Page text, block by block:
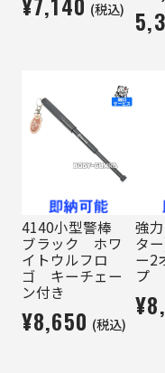
(税込)
4140小型警棒
ブラック ホワ
イトウルフロ
ゴ キーチェー
ン付き
¥8,650 (税込)
強
タ
ー2
プ